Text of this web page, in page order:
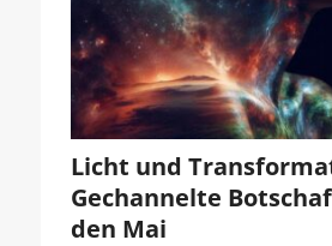
Licht und
Gechannelte
den Mai